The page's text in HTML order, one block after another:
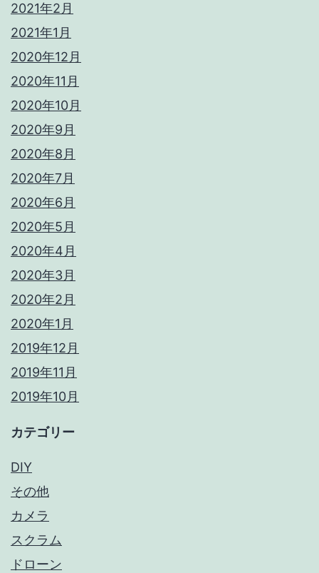
2021年2月
2021年1月
2020年12月
2020年11月
2020年10月
2020年9月
2020年8月
2020年7月
2020年6月
2020年5月
2020年4月
2020年3月
2020年2月
2020年1月
2019年12月
2019年11月
2019年10月
カテゴリー
DIY
その他
カメラ
スクラム
ドローン